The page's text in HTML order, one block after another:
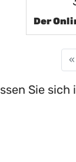
Der
«
Sie